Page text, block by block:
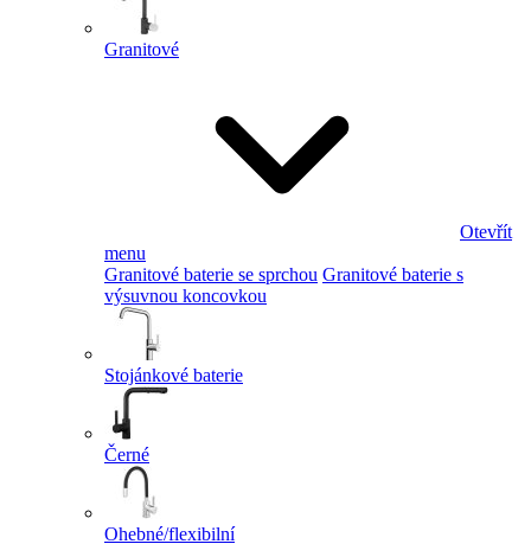
Granitové
Otevřít
menu
Granitové baterie se sprchou Granitové baterie s
výsuvnou koncovkou
Stojánkové baterie
Černé
Ohebné/flexibilní